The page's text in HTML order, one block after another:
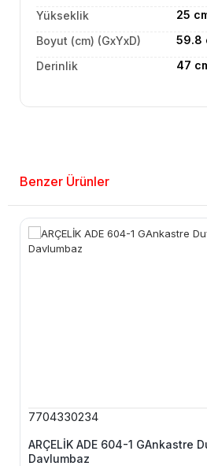
Yükseklik
25
Boyut (cm) (GxYxD)
59.8
Derinlik
47
Benzer Ürünler
7704330234
ARÇELİK ADE 604-1 GAnkastre
Davlumbaz